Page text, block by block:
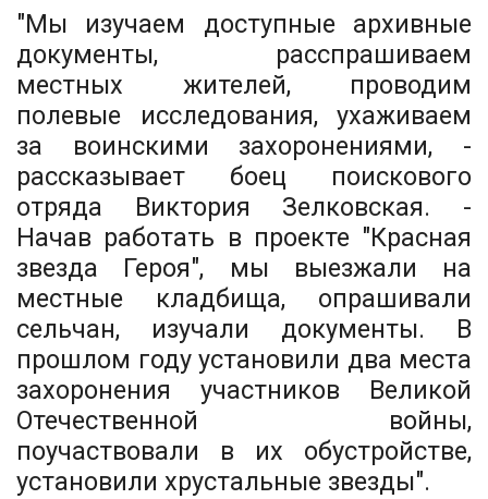
"Мы изучаем доступные архивные
документы, расспрашиваем
местных жителей, проводим
полевые исследования, ухаживаем
за воинскими захоронениями, -
рассказывает боец поискового
отряда Виктория Зелковская. -
Начав работать в проекте "Красная
звезда Героя", мы выезжали на
местные кладбища, опрашивали
сельчан, изучали документы. В
прошлом году установили два места
захоронения участников Великой
Отечественной войны,
поучаствовали в их обустройстве,
установили хрустальные звезды".